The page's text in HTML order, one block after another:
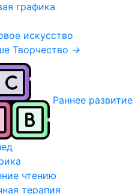
графика
искусство
Творчество →
Раннее развитие
чтению
терапия